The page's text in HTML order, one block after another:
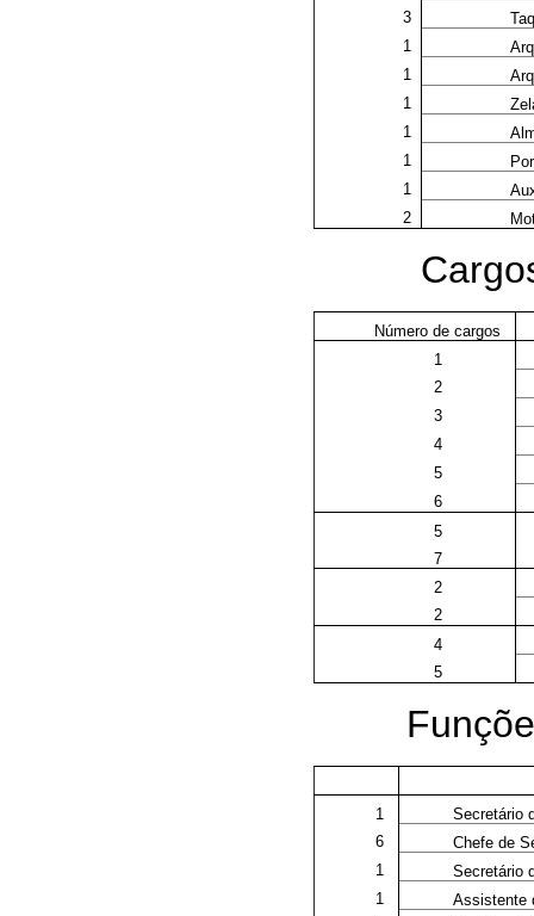
3
1
1
1
1
1
1
2
Número de cargos
1
2
3
4
5
6
5
7
2
2
4
5
1
Secretário
6
Chefe de
1
Secretário
1
Assistente